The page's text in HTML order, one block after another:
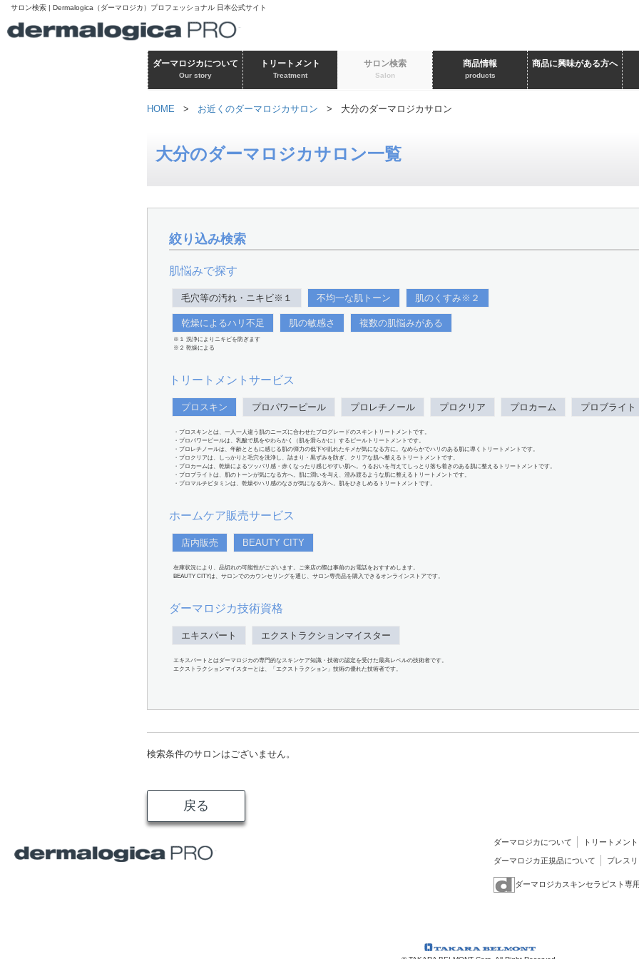
サロン検索 | Dermalogica（ダーマロジカ）プロフェッショナル 日本公式サイト
ダーマロジカについて
Our story
トリートメント
Treatment
サロン検索
Salon
商品情報
products
商品に興味がある方へ
HOME > お近くのダーマロジカサロン > 大分のダーマロジカサロン
大分のダーマロジカサロン一覧
絞り込み検索
肌悩みで探す
毛穴等の汚れ・ニキビ※１ 不均一な肌トーン 肌のくすみ※２
乾燥によるハリ不足 肌の敏感さ 複数の肌悩みがある
※１ 洗浄によりニキビを防ぎます
※２ 乾燥による
トリートメントサービス
プロスキン プロパワーピール プロレチノール プロクリア プロカーム プロブライト
・プロスキンとは、一人一人違う肌のニーズに合わせたプログレードのスキントリートメントです。
・プロパワーピールは、乳酸で肌をやわらかく（肌を滑らかに）するピールトリートメントです。
・プロレチノールは、年齢とともに感じる肌の弾力の低下や乱れたキメが気になる方に。なめらかでハリのある肌に導くトリートメントです。
・プロクリアは、しっかりと毛穴を洗浄し、詰まり・黒ずみを防ぎ、クリアな肌へ整えるトリートメントです。
・プロカームは、乾燥によるツッパリ感・赤くなったり感じやすい肌へ。うるおいを与えてしっとり落ち着きのある肌に整えるトリートメントです。
・プロブライトは、肌のトーンが気になる方へ。肌に潤いを与え、澄み渡るような肌に整えるトリートメントです。
・プロマルチビタミンは、乾燥やハリ感のなさが気になる方へ。肌をひきしめるトリートメントです。
ホームケア販売サービス
店内販売 BEAUTY CITY
在庫状況により、品切れの可能性がございます。ご来店の際は事前のお電話をおすすめします。
BEAUTY CITYは、サロンでのカウンセリングを通じ、サロン専売品を購入できるオンラインストアです。
ダーマロジカ技術資格
エキスパート エクストラクションマイスター
エキスパートとはダーマロジカの専門的なスキンケア知識・技術の認定を受けた最高レベルの技術者です。
エクストラクションマイスターとは、「エクストラクション」技術の優れた技術者です。
検索条件のサロンはございません。
戻る
ダーマロジカについて トリートメント
ダーマロジカ正規品について プレス
ダーマロジカスキンセラピスト専